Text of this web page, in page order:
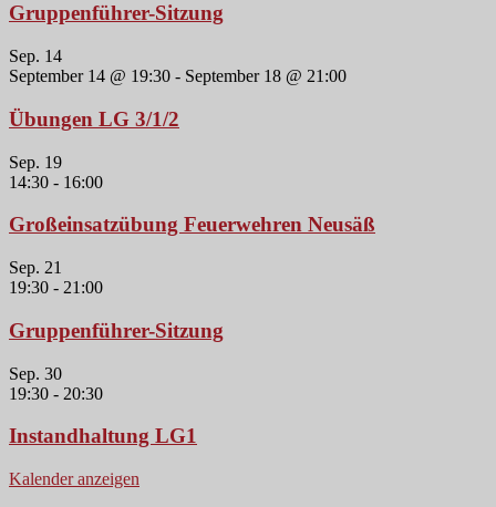
Gruppenführer-Sitzung
Sep. 14
September 14 @ 19:30 - September 18 @ 21:00
Übungen LG 3/1/2
Sep. 19
14:30 - 16:00
Großeinsatzübung Feuerwehren Neusäß
Sep. 21
19:30 - 21:00
Gruppenführer-Sitzung
Sep. 30
19:30 - 20:30
Instandhaltung LG1
Kalender anzeigen